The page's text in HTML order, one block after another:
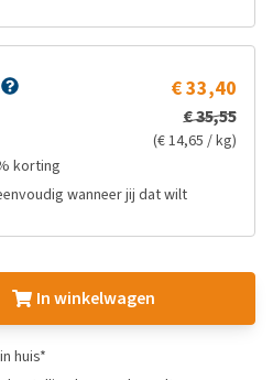
€ 33,40
€ 35,55
(€ 14,65 / kg)
korting
wanneer jij dat wilt
In winkelwagen
in huis*